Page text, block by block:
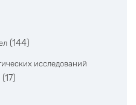
(144)
исследований
(17)